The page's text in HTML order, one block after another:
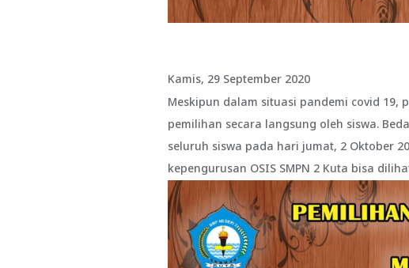
Kamis, 29 September 2020
Meskipun dalam situasi pandemi covid 19,
pemilihan secara langsung oleh siswa.
seluruh siswa pada hari jumat, 2 Oktober
kepengurusan OSIS SMPN 2 Kuta bisa